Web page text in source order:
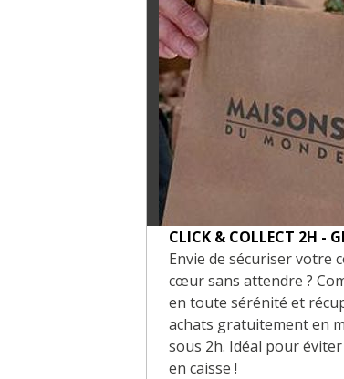
CLICK & COLLECT 2H -
Envie de sécuriser votre
cœur sans attendre ?
en toute sérénité et
achats gratuitement en
sous 2h. Idéal pour éviter
en caisse !